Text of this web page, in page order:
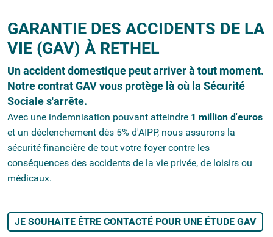
GARANTIE DES ACCIDENTS DE LA
VIE (GAV) À RETHEL
Un accident domestique peut arriver à tout moment.
Notre contrat GAV vous protège là où la Sécurité
Sociale s'arrête.
Avec une indemnisation pouvant atteindre 1 million d'euros
et un déclenchement dès 5% d'AIPP, nous assurons la
sécurité financière de tout votre foyer contre les
conséquences des accidents de la vie privée, de loisirs ou
médicaux.
JE SOUHAITE ÊTRE CONTACTÉ POUR UNE ÉTUDE GAV